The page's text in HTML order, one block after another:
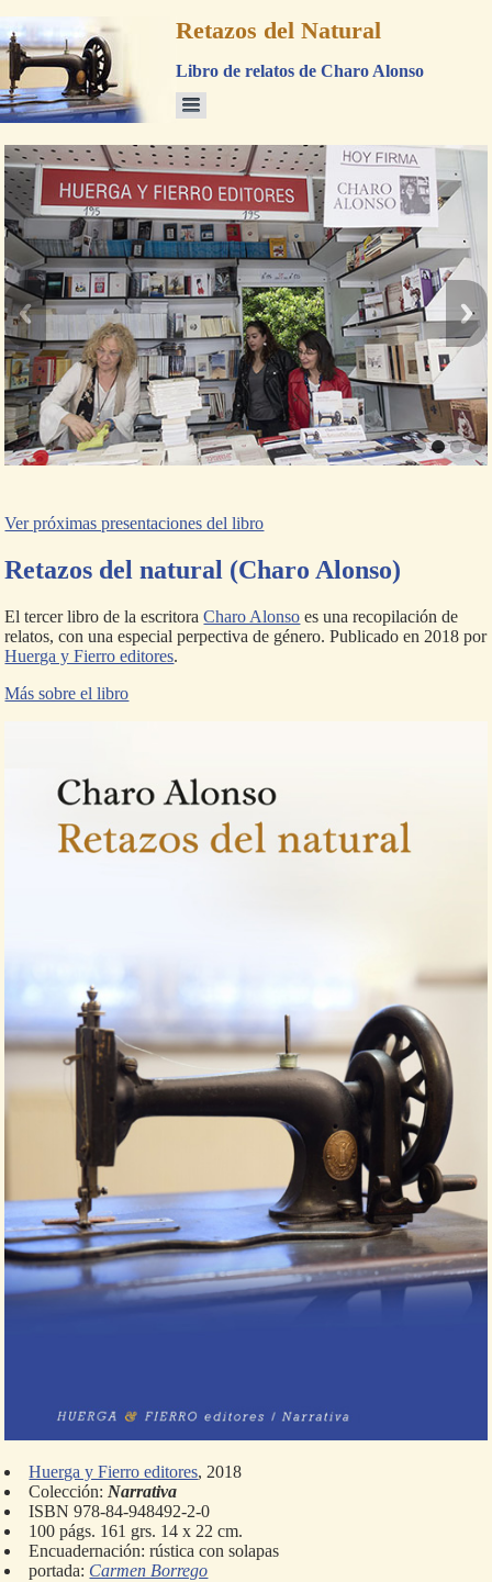
Retazos del Natural
Libro de relatos de Charo Alonso
1 2 3 4
Ver próximas presentaciones del libro
Retazos del natural (Charo Alonso)
El tercer libro de la escritoraCharo Alonso es una recopilación de
relatos, con una especial perpectiva de género. Publicado en 2018 por
Huerga y Fierro editores.
Más sobre el libro
Huerga y Fierro editores, 2018
Colección:Narrativa
ISBN 978-84-948492-2-0
100 págs. 161 grs. 14 x 22 cm.
Encuadernación: rústica con solapas
portada: Carmen Borrego